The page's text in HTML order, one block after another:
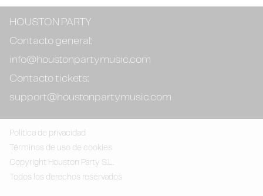
HOUSTON PARTY
Contacto general:
info@houstonpartymusic.com
Contacto tickets:
support@houstonpartymusic.com
Politica de privacidad
Términos de uso de cookies
Copyright Houston Party S.L.
Todos los derechos reservados